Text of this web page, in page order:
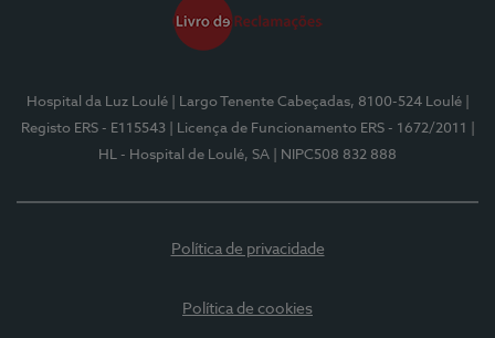
Hospital da Luz Loulé | Largo Tenente Cabeçadas, 8100-524 Loulé
Registo ERS - E115543
| Licença de Funcionamento ERS - 1672/2011
HL - Hospital de Loulé, SA
| NIPC508 832 888
Política de privacidade
Política de cookies